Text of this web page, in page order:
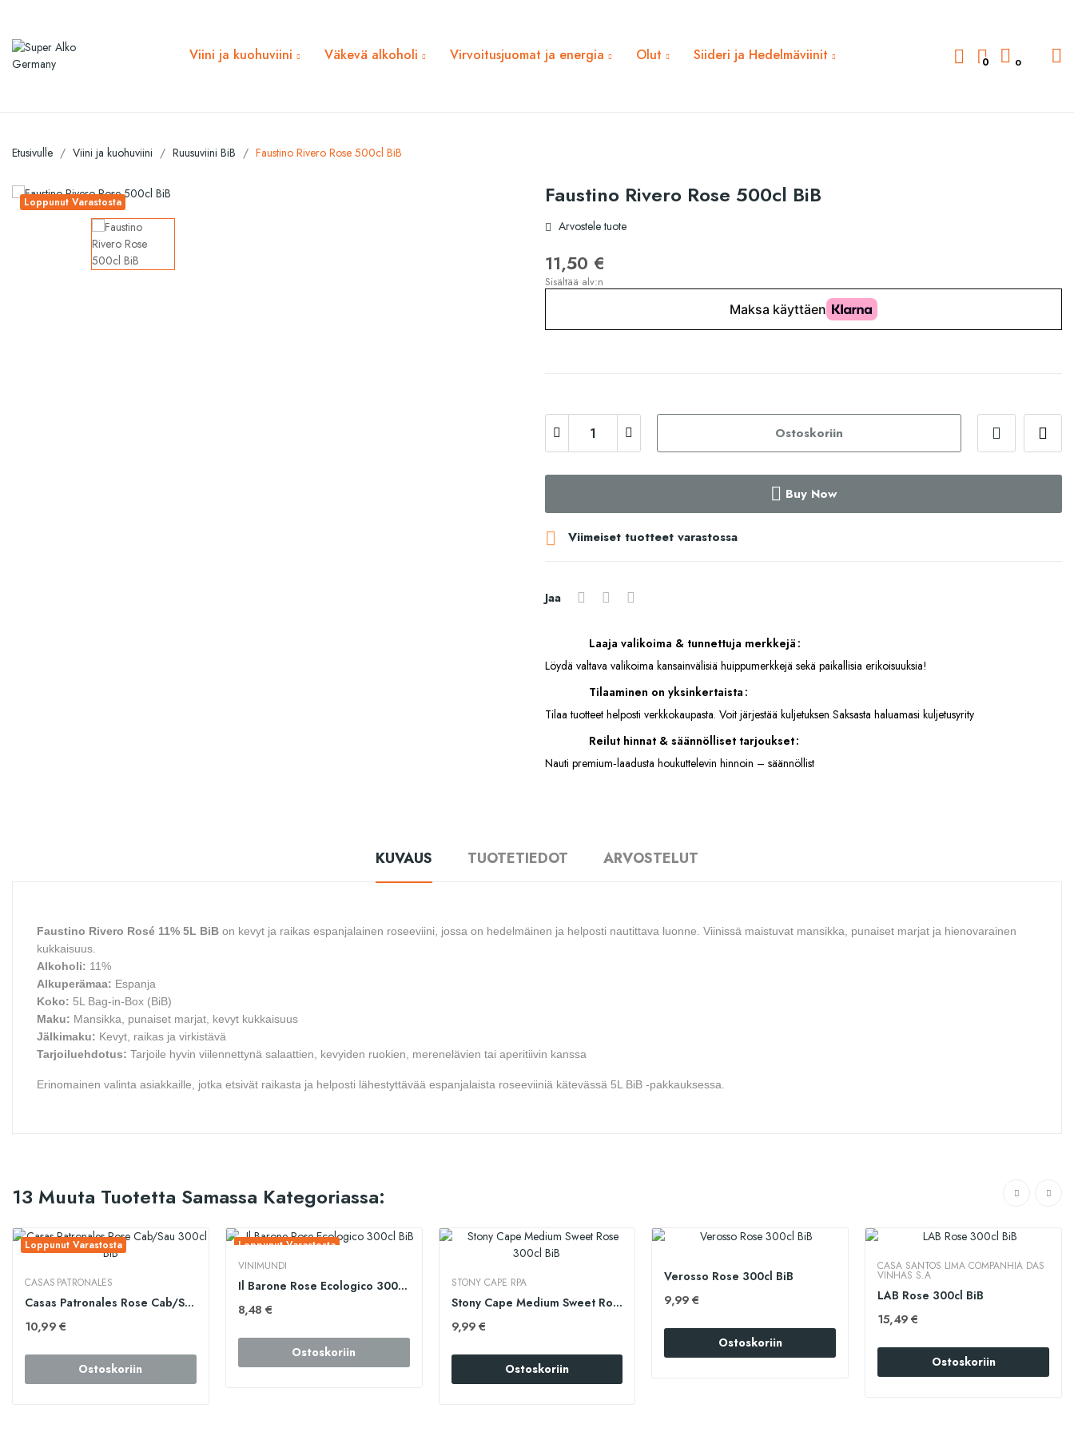
Viini ja kuohuviini Väkevä alkoholi Virvoitusjuomat ja energia Olut Siideri ja Hedelmäviinit 0 0
Etusivulle Viini ja kuohuviini Ruusuviini BiB Faustino Rivero Rose 500cl BiB
Loppunut Varastosta Faustino Rivero Rose 500cl BiB
Arvostele tuote
11,50 €
Sisältää alv:n
Ostoskoriin
Buy Now
 Viimeiset tuotteet varastossa
Jaa
Laaja valikoima & tunnettuja merkkejä
Löydä valtava valikoima kansainvälisiä huippumerkkejä sekä paikallisia erikoisuuksia!
Tilaaminen on yksinkertaista
Tilaa tuotteet helposti verkkokaupasta. Voit järjestää kuljetuksen Saksasta haluamasi kuljetusyrity
Reilut hinnat & säännölliset tarjoukset
Nauti premium‑laadusta houkuttelevin hinnoin – säännöllist
KUVAUS TUOTETIEDOT ARVOSTELUT
Faustino Rivero Rosé 11% 5L BiB on kevyt ja raikas espanjalainen roseeviini, jossa on hedelmäinen ja helposti nautittava luonne. Viinissä maistuvat mansikka, punaiset marjat ja hienovarainen
kukkaisuus.
Alkoholi: 11%
Alkuperämaa: Espanja
Koko: 5L Bag-in-Box (BiB)
Maku: Mansikka, punaiset marjat, kevyt kukkaisuus
Jälkimaku: Kevyt, raikas ja virkistävä
Tarjoiluehdotus: Tarjoile hyvin viilennettynä salaattien, kevyiden ruokien, merenelävien tai aperitiivin kanssa
Erinomainen valinta asiakkaille, jotka etsivät raikasta ja helposti lähestyttävää espanjalaista roseeviiniä kätevässä 5L BiB -pakkauksessa.
13 Muuta Tuotetta Samassa Kategoriassa:
Loppunut Varastosta
CASAS PATRONALES
Casas Patronales Rose Cab/Sau 300cl BiB
10,99 €
Ostoskoriin
Loppunut Varastosta
VINIMUNDI
Il Barone Rose Ecologico 300cl BiB
8,48 €
Ostoskoriin
STONY CAPE RPA
Stony Cape Medium Sweet Rose 300cl BiB
9,99 €
Ostoskoriin
Verosso Rose 300cl BiB
9,99 €
Ostoskoriin
CASA SANTOS LIMA COMPANHIA DAS
VINHAS S.A
LAB Rose 300cl BiB
15,49 €
Ostoskoriin